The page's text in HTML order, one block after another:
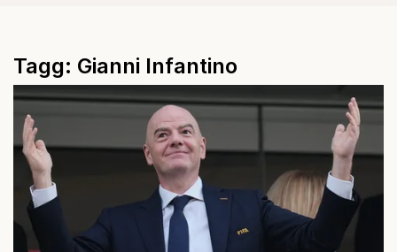
Tagg: Gianni Infantino